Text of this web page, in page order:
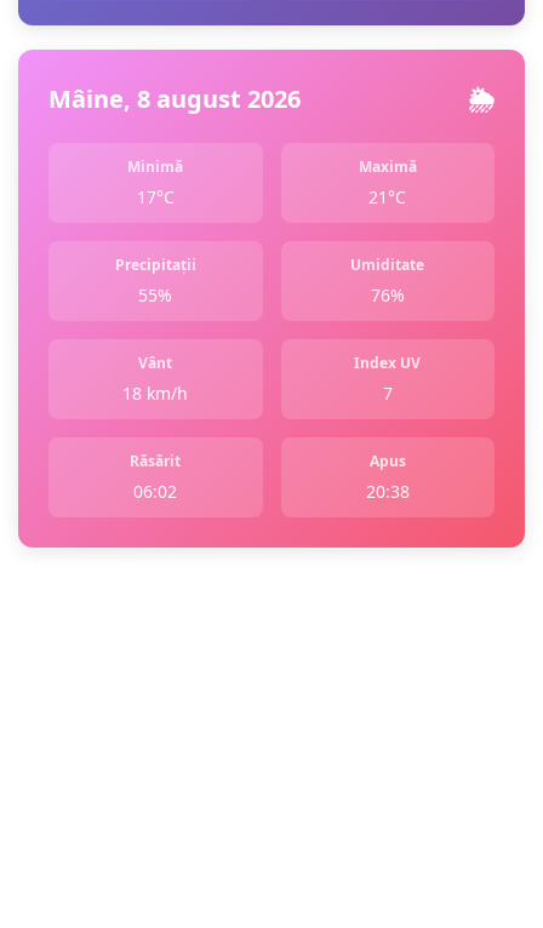
Mâine, 8 august 2026 🌦️
Minimă
17°C
Maximă
21°C
Precipitații
55%
Umiditate
76%
Vânt
18 km/h
Index UV
7
Răsărit
06:02
Apus
20:38